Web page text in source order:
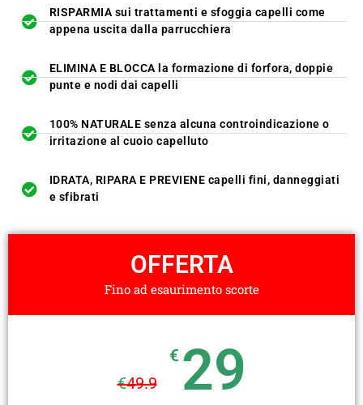
RISPARMIA sui trattamenti e sfoggia capelli come
appena uscita dalla parrucchiera
ELIMINA E BLOCCA la formazione di forfora, doppie
punte e nodi dai capelli
100% NATURALE senza alcuna controindicazione o
irritazione al cuoio capelluto
IDRATA, RIPARA E PREVIENE capelli fini, danneggiati
e sfibrati
OFFERTA
Fino ad esaurimento scorte
€49.9
€ 29